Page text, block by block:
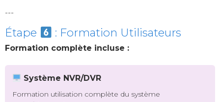
---
Étape : Formation Utilisateurs
Formation complète incluse :
Système NVR/DVR
Formation utilisation complète du système